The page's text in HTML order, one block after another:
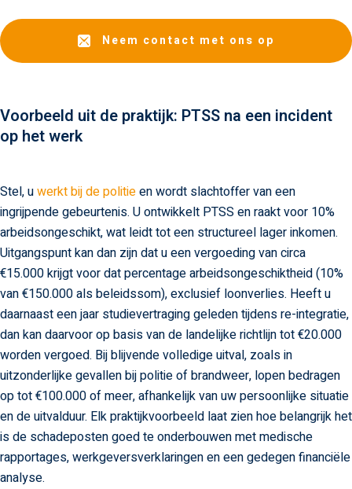
Neem contact met ons op
Voorbeeld uit de praktijk: PTSS na een incident
op het werk
Stel, uwerkt bij de politieen wordt slachtoffer van een
ingrijpende gebeurtenis. U ontwikkelt PTSS en raakt voor 10%
arbeidsongeschikt, wat leidt tot een structureel lager inkomen.
Uitgangspunt kan dan zijn dat u een vergoeding van circa
€15.000 krijgt voor dat percentage arbeidsongeschiktheid (10%
van €150.000 als beleidssom), exclusief loonverlies. Heeft u
daarnaast een jaar studievertraging geleden tijdens re-integratie,
dan kan daarvoor op basis van de landelijke richtlijn tot €20.000
worden vergoed. Bij blijvende volledige uitval, zoals in
uitzonderlijke gevallen bij politie of brandweer, lopen bedragen
op tot €100.000 of meer, afhankelijk van uw persoonlijke situatie
en de uitvalduur. Elk praktijkvoorbeeld laat zien hoe belangrijk het
is de schadeposten goed te onderbouwen met medische
rapportages, werkgeversverklaringen en een gedegen financiële
analyse.